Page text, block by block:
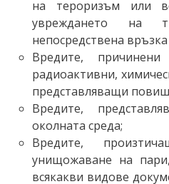
на тероризъм или
увреждането
непосредствена
Вредите,
радиоактивни,
представляващи
Вредите,
околната среда;
Вредите,
унищожаване на
всякакви видове